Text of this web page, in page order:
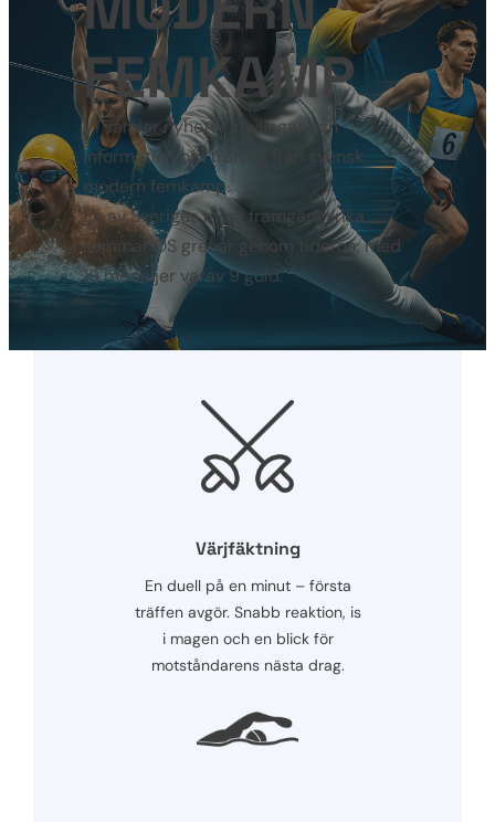
FEMKAMP
Vi samlar nyheter, tävlingar och
information om träning från svensk
modern femkamp.
En av Sveriges mest framgångsrika
sommar OS grenar genom tiderna, med
19 medaljer varav 9 guld.
Värjfäktning
En duell på en minut – första
träffen avgör. Snabb reaktion, is
i magen och en blick för
motståndarens nästa drag.